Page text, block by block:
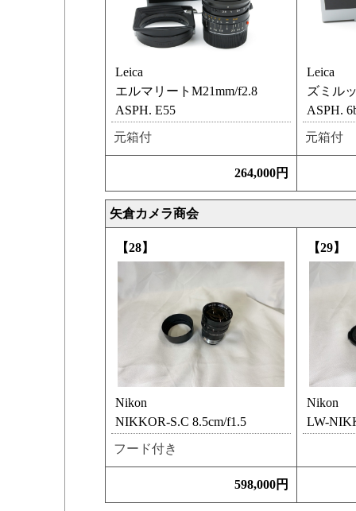
Leica
エルマリートM21mm/f2.8
ASPH. E55
元箱付
Leica
ズミル
ASPH.
元箱付
264,000円
矢倉カメラ商会
【28】
Nikon
NIKKOR-S.C 8.5cm/f1.5
フード付き
【29】
Nikon
LW-
598,000円